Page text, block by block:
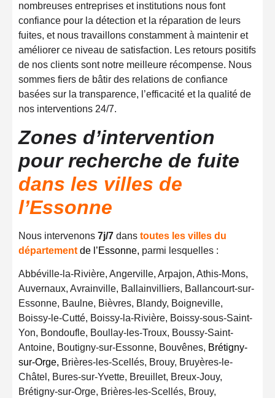
nombreuses entreprises et institutions nous font
confiance pour la détection et la réparation de leurs
fuites, et nous travaillons constamment à maintenir et
améliorer ce niveau de satisfaction. Les retours positifs
de nos clients sont notre meilleure récompense. Nous
sommes fiers de bâtir des relations de confiance
basées sur la transparence, l’efficacité et la qualité de
nos interventions 24/7.
Zones d’intervention
pour recherche de fuite
dans les villes de
l’Essonne
Nous intervenons 7j/7 dans toutes les villes du
département de l’Essonne, parmi lesquelles :
Abbéville-la-Rivière, Angerville, Arpajon, Athis-Mons,
Auvernaux, Avrainville, Ballainvilliers, Ballancourt-sur-
Essonne, Baulne, Bièvres, Blandy, Boigneville,
Boissy-le-Cutté, Boissy-la-Rivière, Boissy-sous-Saint-
Yon, Bondoufle, Boullay-les-Troux, Boussy-Saint-
Antoine, Boutigny-sur-Essonne, Bouvênes, Brétigny-
sur-Orge, Brières-les-Scellés, Brouy, Bruyères-le-
Châtel, Bures-sur-Yvette, Breuillet, Breux-Jouy,
Brétigny-sur-Orge, Brières-les-Scellés, Brouy,